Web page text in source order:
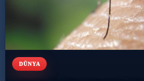
Dünya
DÜNYA